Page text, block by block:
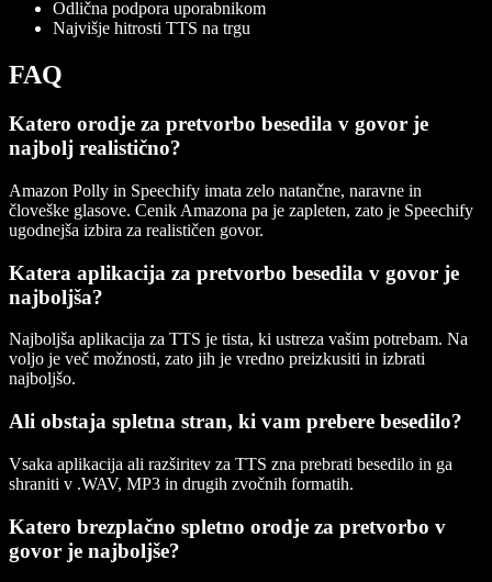
Odlična podpora uporabnikom
Najvišje hitrosti TTS na trgu
FAQ
Katero orodje za pretvorbo besedila v govor je
najbolj realistično?
Amazon Polly in Speechify imata zelo natančne, naravne in
človeške glasove. Cenik Amazona pa je zapleten, zato je Speechify
ugodnejša izbira za realističen govor.
Katera aplikacija za pretvorbo besedila v govor je
najboljša?
Najboljša aplikacija za TTS je tista, ki ustreza vašim potrebam. Na
voljo je več možnosti, zato jih je vredno preizkusiti in izbrati
najboljšo.
Ali obstaja spletna stran, ki vam prebere besedilo?
Vsaka aplikacija ali razširitev za TTS zna prebrati besedilo in ga
shraniti v .WAV, MP3 in drugih zvočnih formatih.
Katero brezplačno spletno orodje za pretvorbo v
govor je najboljše?